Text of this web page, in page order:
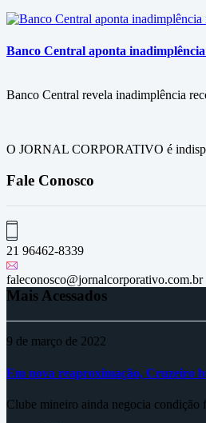
Banco Central aponta
Banco Central revela inadimplência
O JORNAL CORPORATIVO é
Fale Conosco
21 96462-8339
faleconosco@jornalcorporativo.com.br
Mais Acessados
9 de março de 2022
Em nova reaproximação, Cruzeiro
Clube mineiro ainda negocia